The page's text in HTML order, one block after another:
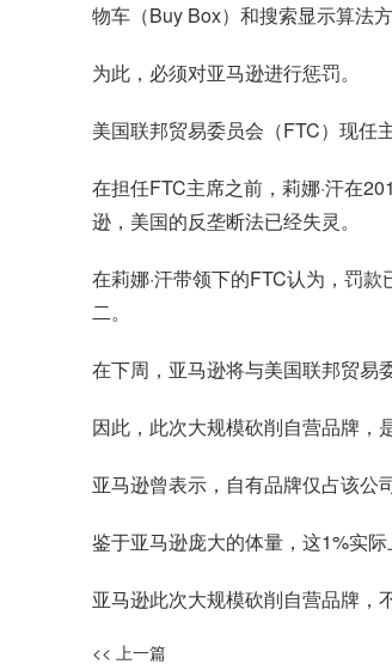
物车（Buy Box）和搜索显示算法
为此，必须对亚马逊进行惩罚。
美国联邦贸易委员会（FTC）现任
在担任FTC主席之前，莉娜·汗在
逊，美国的反垄断法已经失灵。
在莉娜·汗带领下的FTC认为，罚
二。
在下周，亚马逊将与美国联邦贸易
因此，此次大规模砍削自营品牌，
亚马逊曾表示，自有品牌仅占该公
鉴于亚马逊庞大的体量，这1%实
亚马逊此次大规模砍削自营品牌，
<< 上一篇